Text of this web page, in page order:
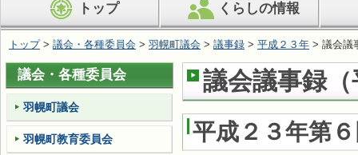
ン
を
ば
す
トップ くらしの情報
トップ> 議会・各種委員会 > 羽幌町議会 > 議事録 > 平成２３年 > 議会議
議会議事録
平成２３年第
議会・各種委員会
羽幌町議会
羽幌町教育委員会